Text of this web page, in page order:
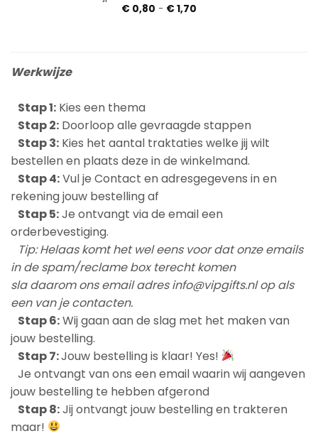
€ 0,80 - €1,70
Werkwijze
Stap 1: Kies een thema
Stap 2: Doorloop alle gevraagde stappen
Stap 3: Kies het aantal traktaties welke jij wilt
bestellen en plaats deze in de winkelmand.
Stap 4:Vul je Contact en adresgegevens in en
rekening jouw bestelling af
Stap 5:Je ontvangt via de email een
orderbevestiging.
Tip: Helaas komt het wel eens voor dat onze emails
in de spam/reclame box terecht komen
sla daarom ons email adres info@vipgifts.nl op als
een van je contacten.
Stap 6:Wij gaan aan de slag met het maken van
jouw bestelling.
Stap 7:Jouw bestelling is klaar! Yes!
Je ontvangt van ons een email waarin wij aangeven
jouw bestelling te hebben afgerond
Stap 8:Jij ontvangt jouw bestelling en trakteren
maar!